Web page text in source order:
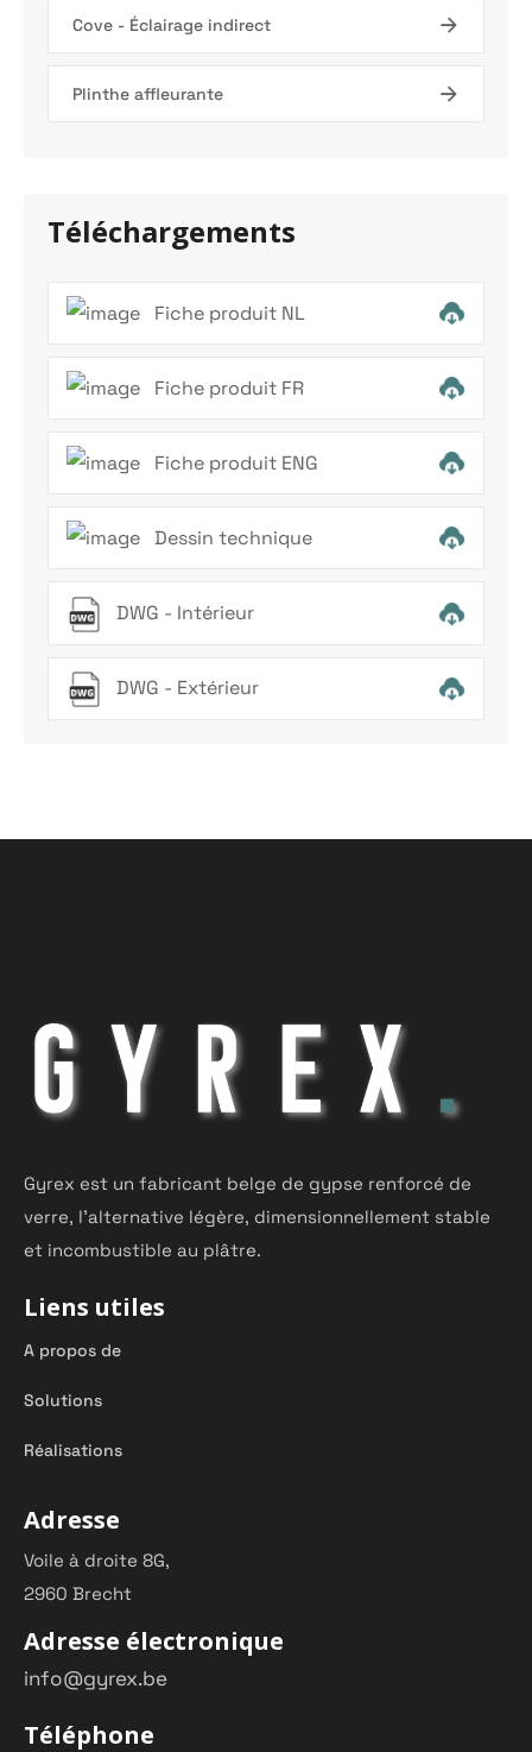
Cove - Éclairage indirect
Plinthe affleurante
Téléchargements
Fiche produit NL
Fiche produit FR
Fiche produit ENG
Dessin technique
DWG - Intérieur
DWG - Extérieur
Gyrex est un fabricant belge de gypse renforcé de
verre, l'alternative légère, dimensionnellement stable
et incombustible au plâtre.
Liens utiles
A propos de
Solutions
Réalisations
Adresse
Voile à droite 8G,
2960 Brecht
Adresse électronique
info@gyrex.be
Téléphone